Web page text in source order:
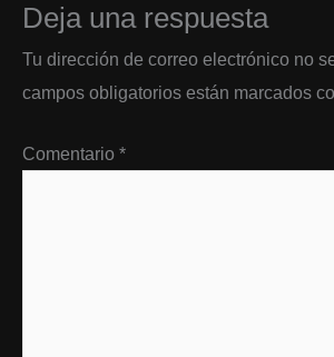
Deja una respuesta
Tu dirección de correo electrónico no
campos obligatorios están marcados
Comentario *